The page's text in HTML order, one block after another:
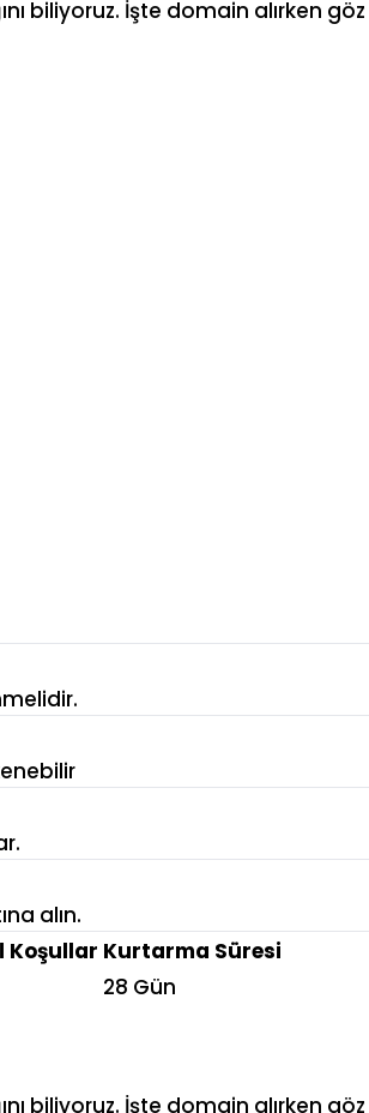
biliyoruz. İşte domain alırken
alın.
Koşullar Kurtarma Süresi
28 Gün
biliyoruz. İşte domain alırken